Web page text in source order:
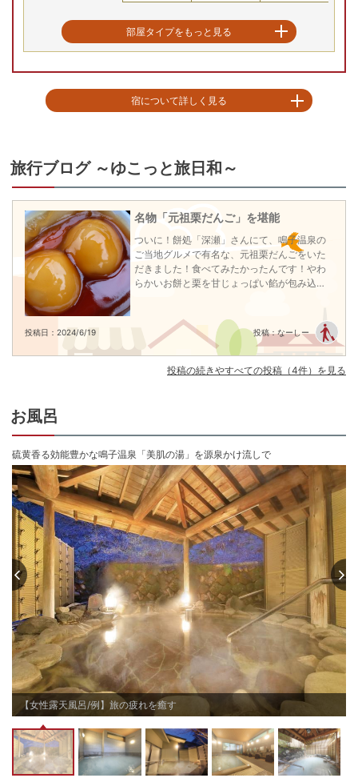
禁煙/角部屋確約特別和室
23,100円
予約
24,200
問合せ
27,500 円
予約
和洋室
30,800円
最安値
35,200円
問合せ
35,200
予約
部屋タイプをもっと見る
宿について詳しく見る
温泉宿です。
鳴子温泉源泉かけ流しの硫黄香る効能豊かな温泉は疲れを癒すこと間違いな
します。
どうぞごゆっくりとお過ごしください。
■お食事
ご夕食にはライブキッチンから提供されるステーキをメインとする創作和食
会席をご提供いたします。
鉄板から繰り出される音や香り、そしておもてなしの心とともに旬の食材を
【温泉／大浴場（含硫黄-ナトリウム-塩化物泉）】
【貸切温泉露天風呂（※2025年8月1日～　1組60分／2,200円）】
ゆったりと寛ぐプライベートな湯浴み時間をお愉しみください
■【連泊時の客室清掃に関して】
2泊以上の方で、清掃をご希望の場合は1回あたり4,000円(税別)別途ご料金が
発生いたします。
客室清掃詳細は下記URLご確認ください。
https://relohotels.com/news/info/14742/
■ご来館時ご注意事項
※チェックイン予定時間から3時間を過ぎてもご連絡がない場合はお客様都合
によるお取り消しとさせていただきます
※当館の一部サービス、コンテンツは事前予約サービス（モバイルオーダー）
にてご予約が可能です
※お子様につきましても大人と同料金・同メニューにてご案内しております
※お布団敷きはセルフサービスでお願いしております
ホテルスタッフによる布団敷きをご希望の場合は、当日18時までにご連絡
くださいませ
またテレビはBSはご覧いただけません
※当館のフロントは3階にございます
ご到着後はそのまま館内をお進みいただき、エレベーターにて３階までお
越しくださいませ
※駐車場は混雑時のみ建物前の道路にお停めいただくことが可能でございます
駐車位置に指定はございませんのでご到着順に奥からお停めいただければ
幸いでございます
旅行ブログ ～ゆこっと旅日和～
名物「元祖栗だんご」を堪能
ついに！餅処「深瀬」さんにて、鳴子温泉の
ご当地グルメで有名な、元祖栗だんごをいた
だきました！食べてみたかったんです！やわ
らかいお餅と栗を甘じょっぱい餡が包み込む
投稿日：2024/6/19 投稿：なーしー
投稿の続きやすべての投稿（4件）を見る
お風呂
硫黄香る効能豊かな鳴子温泉「美肌の湯」を源泉かけ流しで
【女性露天風呂/例】旅の疲れを癒す